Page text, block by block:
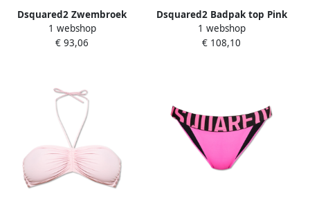
Dsquared2 Zwembroek
onderstuk Pink Dames
1 webshop
€ 93,06
Dsquared2 Badpak top Pink
Dames
1 webshop
€ 108,10